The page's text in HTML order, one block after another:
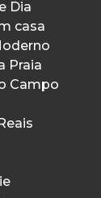
Dia
casa
Praia
Campo